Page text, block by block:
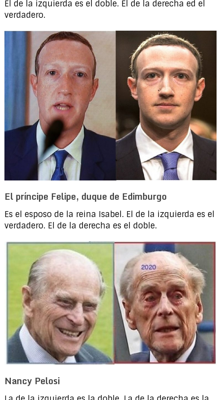
El de la izquierda es el doble. El de la derecha ed el
verdadero.
El príncipe Felipe, duque de Edimburgo
Es el esposo de la reina Isabel. El de la izquierda es el
verdadero. El de la derecha es el doble.
Nancy Pelosi